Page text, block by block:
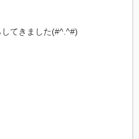
てきました(#^.^#)